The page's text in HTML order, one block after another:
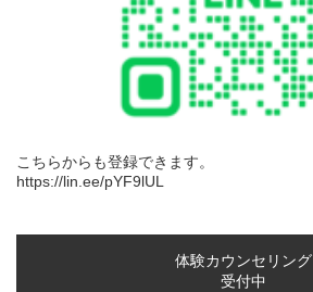
こちらからも登録できます。
https://lin.ee/pYF9lUL
体験カウンセリング
受付中